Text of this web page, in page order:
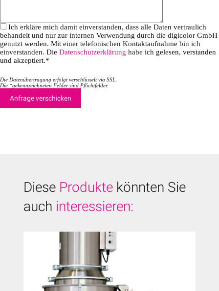
e
r
.
e
r
.
Ich erkläre mich damit einverstanden, dass alle Daten vertraulich
behandelt und nur zur internen Verwendung durch die digicolor GmbH
genutzt werden. Mit einer telefonischen Kontaktaufnahme bin ich
einverstanden. Die Datenschutzerklärung habe ich gelesen, verstanden
und akzeptiert.*
Die Datenübertragung erfolgt verschlüsselt via SSL.
Die *gekennzeichneten Felder sind Pflichtfelder.
Diese Produkte könnten Sie
auch interessieren: